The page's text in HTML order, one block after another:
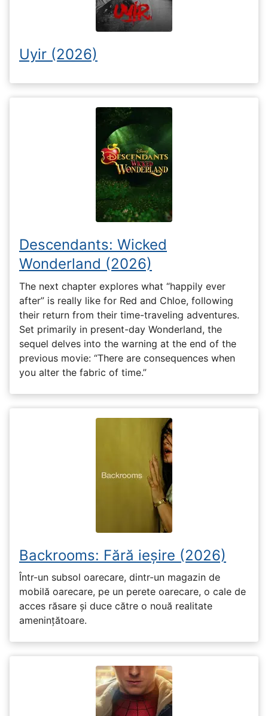
Uyir (2026)
Descendants: Wicked
Wonderland (2026)
The next chapter explores what “happily ever
after” is really like for Red and Chloe, following
their return from their time-traveling adventures.
Set primarily in present-day Wonderland, the
sequel delves into the warning at the end of the
previous movie: “There are consequences when
you alter the fabric of time.”
Backrooms: Fără ieșire (2026)
Într-un subsol oarecare, dintr-un magazin de
mobilă oarecare, pe un perete oarecare, o cale de
acces răsare și duce către o nouă realitate
amenințătoare.